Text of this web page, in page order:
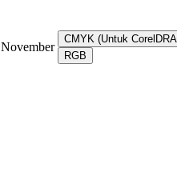
November
CMYK (Untuk
RGB